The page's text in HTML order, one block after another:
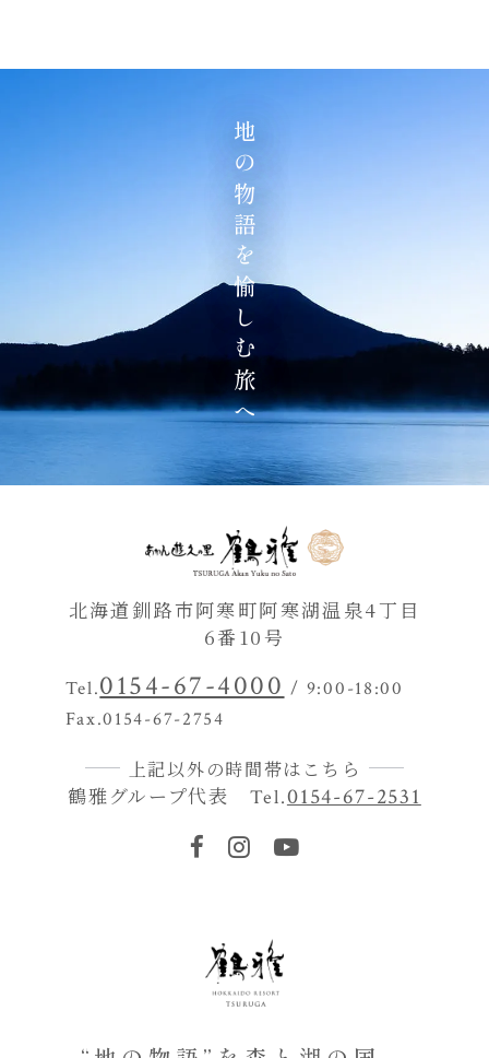
地の物語を愉しむ旅へ
北海道釧路市阿寒町阿寒湖温泉4丁目
6番10号
Tel.0154-67-4000 / 9:00-18:00
Fax.0154-67-2754
上記以外の時間帯はこちら
鶴雅グループ代表 Tel.0154-67-2531